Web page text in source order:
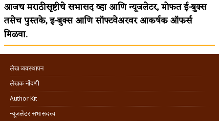
आजच मराठीसृष्टीचे सभासद व्हा आणि न्यूजलेटर, मोफत ई-बुक्स
तसेच पुस्तके, इ-बुक्स आणि सॉफ्टवेअरवर आकर्षक ऑफर्स
मिळवा.
लेख व्यवस्थापन
लेखक नोंदणी
Author Kit
न्यूजलेटर सभासदत्त्व